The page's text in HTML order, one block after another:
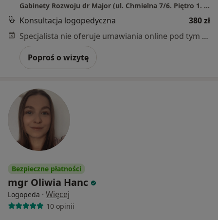
Gabinety Rozwoju dr Major (ul. Chmielna 7/6. Piętro 1. Domofon 6.)
Konsultacja logopedyczna
380 zł
Specjalista nie oferuje umawiania online pod tym adresem.
Poproś o wizytę
Bezpieczne płatności
mgr Oliwia Hanc
Logopeda · Więcej
10 opinii